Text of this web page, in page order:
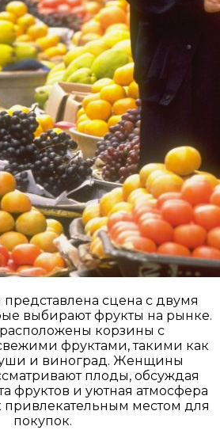
сцена с двумя
выбирают фрукты на рынке.
корзины с
фруктами, такими как
и виноград. Женщины
плоды, обсуждая
фруктов и уютная атмосфера
привлекательным местом для
покупок.